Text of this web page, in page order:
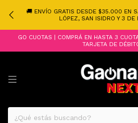
🚚 ENVÍO GRATIS DESDE $35.000 EN
LÓPEZ, SAN ISIDRO Y 3 DE
GO CUOTAS | COMPRÁ EN HASTA 3
TARJETA DE